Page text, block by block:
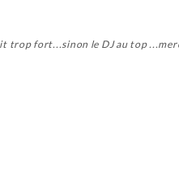
fort...sinon le DJ au top